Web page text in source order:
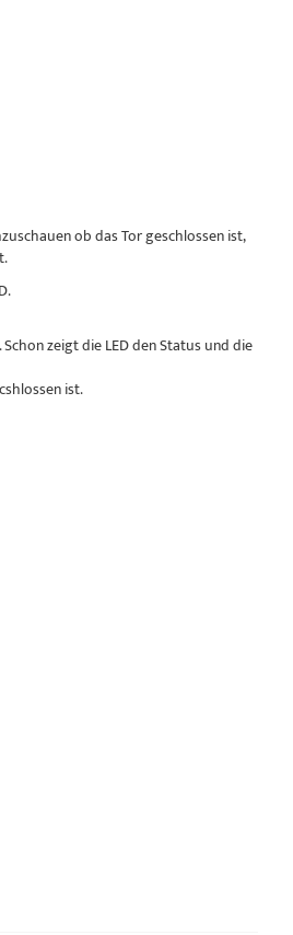
ob das Tor geschlossen ist,
zeigt die LED den Status und die
ist.